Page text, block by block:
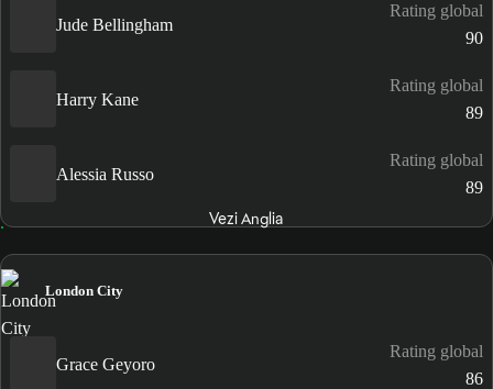
Jude Bellingham
Rating global
90
Harry Kane
Rating global
89
Alessia Russo
Rating global
89
Vezi Anglia
London City
Grace Geyoro
Rating global
86